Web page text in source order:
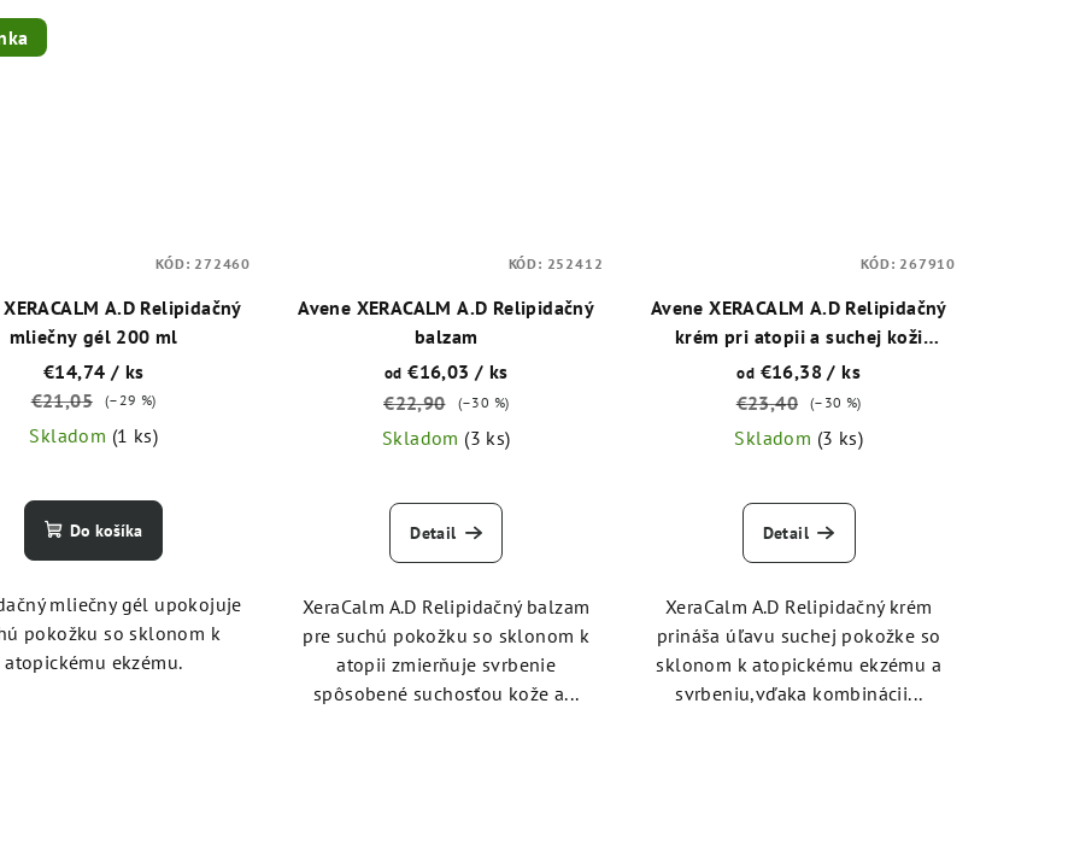
A.D Relipidačný
mliečny gél 200 ml
€14,74 / ks
€21,05
(–29 %)
Skladom (1 ks)
Do košíka
mliečny gél upokojuje
pokožku so sklonom k
atopickému ekzému.
KÓD: 272460
Avene XERACALM A.D Relipidačný
balzam
od €16,03 / ks
€22,90
(–30 %)
Skladom (3 ks)
Detail
XeraCalm A.D Relipidačný balzam
pre suchú pokožku so sklonom k
atopii zmierňuje svrbenie
spôsobené suchosťou kože a...
KÓD: 252412
Avene XERACALM A.D Relipidačný
krém pri atopii a suchej koži
sprevádzanej svrbením
od €16,38/ ks
€23,40
(–30 %)
Skladom (3 ks)
Detail
XeraCalm A.D Relipidačný krém
prináša úľavu suchej pokožke so
sklonom k atopickému ekzému a
svrbeniu,vďaka kombinácii...
KÓD: 267910